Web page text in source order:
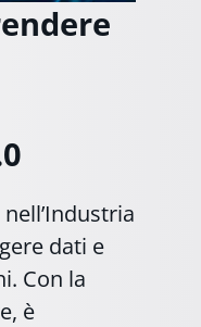
dati e
Con la
è